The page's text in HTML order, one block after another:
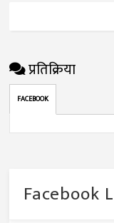
प्रतिक्रिया
FACEBOOK
Facebook